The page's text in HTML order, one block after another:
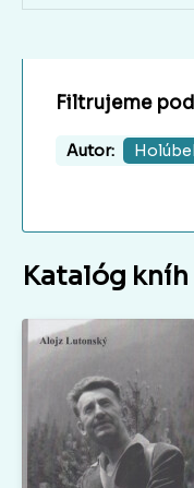
Filtrujeme
Autor:
Katalóg kníh